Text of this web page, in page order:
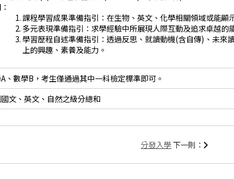
課程學習成果準備指引：在生物、英文、化學相關領域或能顯
多元表現準備指引：求學經驗中所展現人際互動及追求卓越的
學習歷程自述準備指引：透過反思、就讀動機(含自傳)、未來
上的興趣、素養及能力。
、數學B，考生僅通過其中一科檢定標準即可。
文、英文、自然之級分總和
分發入學下一則：